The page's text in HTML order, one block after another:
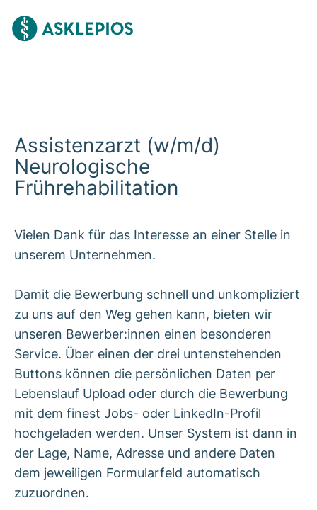
Assistenzarzt (w/m/d)
Neurologische
Frührehabilitation
Vielen Dank für das Interesse an einer Stelle in
unserem Unternehmen.
Damit die Bewerbung schnell und unkompliziert
zu uns auf den Weg gehen kann, bieten wir
unseren Bewerber:innen einen besonderen
Service. Über einen der drei untenstehenden
Buttons können die persönlichen Daten per
Lebenslauf Upload oder durch die Bewerbung
mit dem finest Jobs- oder LinkedIn-Profil
hochgeladen werden. Unser System ist dann in
der Lage, Name, Adresse und andere Daten
dem jeweiligen Formularfeld automatisch
zuzuordnen.